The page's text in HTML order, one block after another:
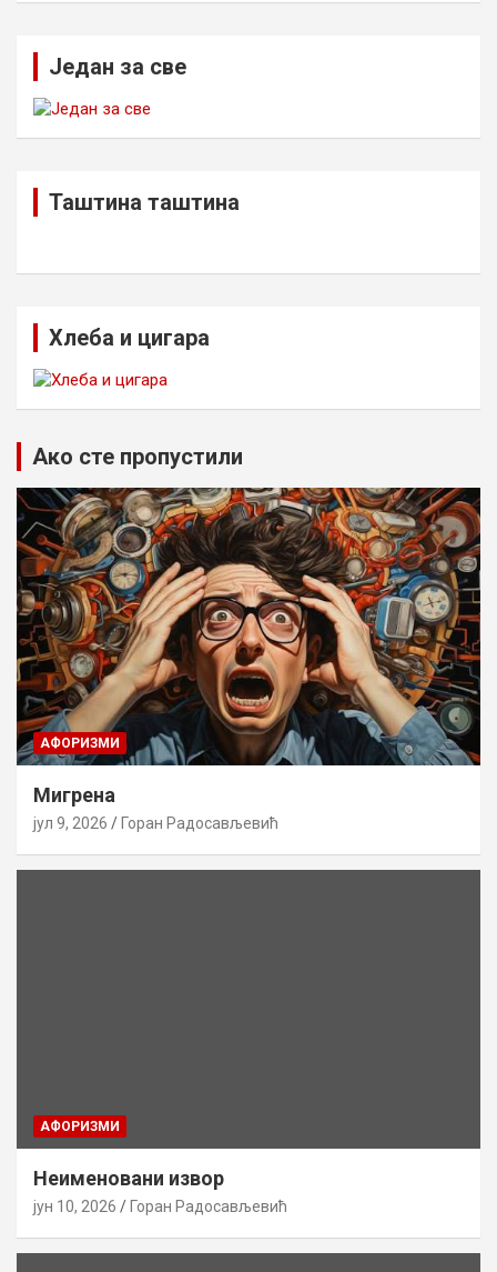
Један за све
Таштина таштина
Хлеба и цигара
Ако сте пропустили
AФОРИЗМИ
Мигрена
јул 9, 2026 Горан Радосављевић
AФОРИЗМИ
Неименовани извор
јун 10, 2026 Горан Радосављевић